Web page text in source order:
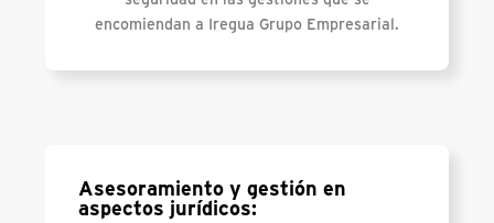
encomiendan a Iregua Grupo Empresarial.
Asesoramiento y gestión en
aspectos jurídicos: